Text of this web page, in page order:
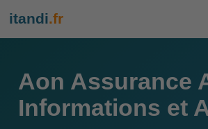
itandi.fr
Aon Assurance
Informations et